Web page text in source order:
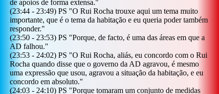
de apoios de forma extensa."
(23:44 - 23:49) PS "O Rui Rocha trouxe aqui um tema muito
importante, que é o tema da habitação e eu queria poder também
responder."
(23:50 - 23:53) PS "Porque, de facto, é uma das áreas em que a
AD falhou."
(23:53 - 24:02) PS "O Rui Rocha, aliás, eu concordo com o Rui
Rocha quando disse que o governo da AD agravou, é mesmo
uma expressão que usou, agravou a situação da habitação, e eu
concordo em absoluto."
(24:03 - 24:10) PS "Porque tomaram um conjunto de medidas